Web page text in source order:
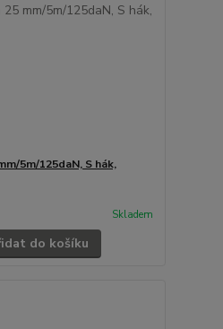
5m/125daN, S hák,
Skladem
do košíku